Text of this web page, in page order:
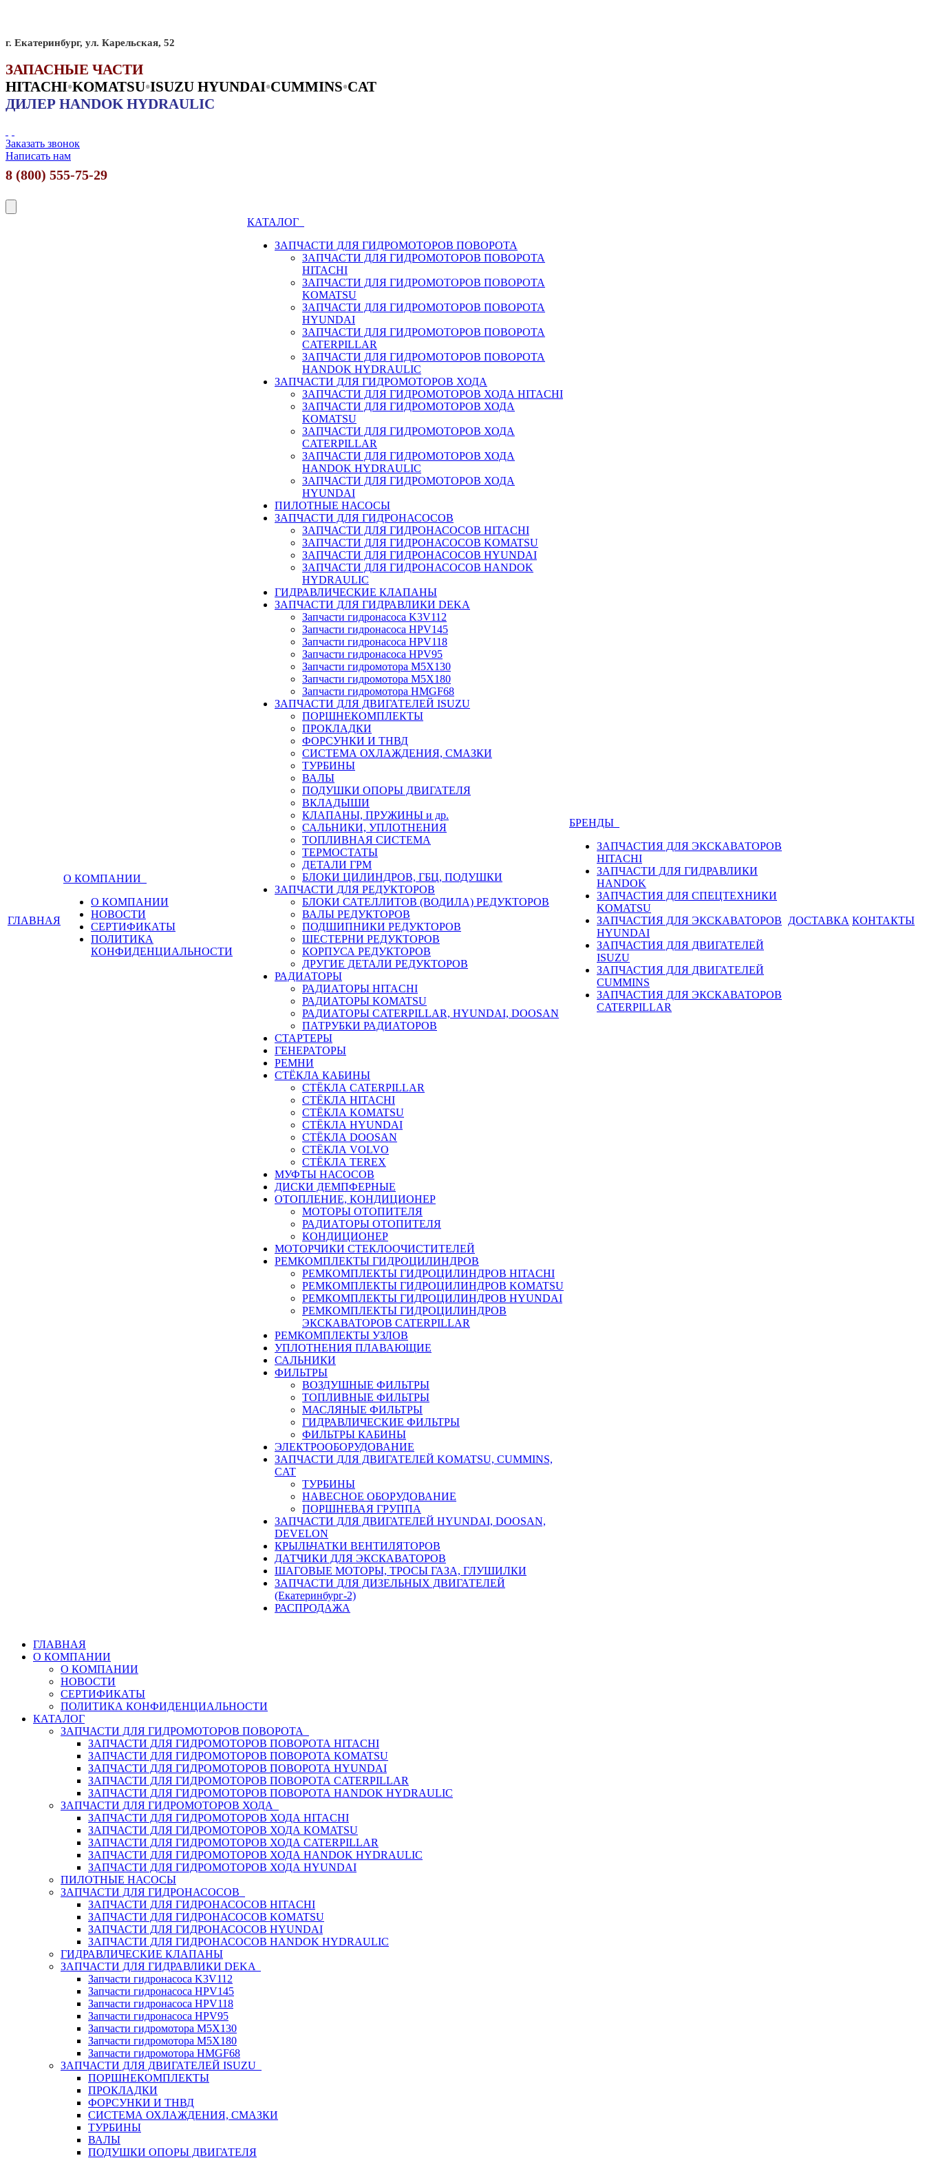
г. Екатеринбург, ул. Карельская, 52
ЗАПАСНЫЕ ЧАСТИ
HITACHI•KOMATSU•ISUZU HYUNDAI•CUMMINS•CAT
ДИЛЕР HANDOK HYDRAULIC
Заказать звонок
Написать нам
8 (800) 555-75-29
ГЛАВНАЯ
О КОМПАНИИ
О КОМПАНИИ
НОВОСТИ
СЕРТИФИКАТЫ
ПОЛИТИКА
КОНФИДЕНЦИАЛЬНОСТИ
КАТАЛОГ
ЗАПЧАСТИ ДЛЯ ГИДРОМОТОРОВ ПОВОРОТА
ЗАПЧАСТИ ДЛЯ ГИДРОМОТОРОВ ПОВОРОТА
HITACHI
ЗАПЧАСТИ ДЛЯ ГИДРОМОТОРОВ ПОВОРОТА
KOMATSU
ЗАПЧАСТИ ДЛЯ ГИДРОМОТОРОВ ПОВОРОТА
HYUNDAI
ЗАПЧАСТИ ДЛЯ ГИДРОМОТОРОВ ПОВОРОТА
CATERPILLAR
ЗАПЧАСТИ ДЛЯ ГИДРОМОТОРОВ ПОВОРОТА
HANDOK HYDRAULIC
ЗАПЧАСТИ ДЛЯ ГИДРОМОТОРОВ ХОДА
ЗАПЧАСТИ ДЛЯ ГИДРОМОТОРОВ ХОДА HITACHI
ЗАПЧАСТИ ДЛЯ ГИДРОМОТОРОВ ХОДА
KOMATSU
ЗАПЧАСТИ ДЛЯ ГИДРОМОТОРОВ ХОДА
CATERPILLAR
ЗАПЧАСТИ ДЛЯ ГИДРОМОТОРОВ ХОДА
HANDOK HYDRAULIC
ЗАПЧАСТИ ДЛЯ ГИДРОМОТОРОВ ХОДА
HYUNDAI
ПИЛОТНЫЕ НАСОСЫ
ЗАПЧАСТИ ДЛЯ ГИДРОНАСОСОВ
ЗАПЧАСТИ ДЛЯ ГИДРОНАСОСОВ HITACHI
ЗАПЧАСТИ ДЛЯ ГИДРОНАСОСОВ KOMATSU
ЗАПЧАСТИ ДЛЯ ГИДРОНАСОСОВ HYUNDAI
ЗАПЧАСТИ ДЛЯ ГИДРОНАСОСОВ HANDOK
HYDRAULIC
ГИДРАВЛИЧЕСКИЕ КЛАПАНЫ
ЗАПЧАСТИ ДЛЯ ГИДРАВЛИКИ DEKA
Запчасти гидронасоса K3V112
Запчасти гидронасоса HPV145
Запчасти гидронасоса HPV118
Запчасти гидронасоса HPV95
Запчасти гидромотора M5X130
Запчасти гидромотора M5X180
Запчасти гидромотора HMGF68
ЗАПЧАСТИ ДЛЯ ДВИГАТЕЛЕЙ ISUZU
ПОРШНЕКОМПЛЕКТЫ
ПРОКЛАДКИ
ФОРСУНКИ И ТНВД
СИСТЕМА ОХЛАЖДЕНИЯ, СМАЗКИ
ТУРБИНЫ
ВАЛЫ
ПОДУШКИ ОПОРЫ ДВИГАТЕЛЯ
ВКЛАДЫШИ
КЛАПАНЫ, ПРУЖИНЫ и др.
САЛЬНИКИ, УПЛОТНЕНИЯ
ТОПЛИВНАЯ СИСТЕМА
ТЕРМОСТАТЫ
ДЕТАЛИ ГРМ
БЛОКИ ЦИЛИНДРОВ, ГБЦ, ПОДУШКИ
ЗАПЧАСТИ ДЛЯ РЕДУКТОРОВ
БЛОКИ САТЕЛЛИТОВ (ВОДИЛА) РЕДУКТОРОВ
ВАЛЫ РЕДУКТОРОВ
ПОДШИПНИКИ РЕДУКТОРОВ
ШЕСТЕРНИ РЕДУКТОРОВ
КОРПУСА РЕДУКТОРОВ
ДРУГИЕ ДЕТАЛИ РЕДУКТОРОВ
РАДИАТОРЫ
РАДИАТОРЫ HITACHI
РАДИАТОРЫ KOMATSU
РАДИАТОРЫ CATERPILLAR, HYUNDAI, DOOSAN
ПАТРУБКИ РАДИАТОРОВ
СТАРТЕРЫ
ГЕНЕРАТОРЫ
РЕМНИ
СТЁКЛА КАБИНЫ
СТЁКЛА CATERPILLAR
СТЁКЛА HITACHI
СТЁКЛА KOMATSU
СТЁКЛА HYUNDAI
СТЁКЛА DOOSAN
СТЁКЛА VOLVO
СТЁКЛА TEREX
МУФТЫ НАСОСОВ
ДИСКИ ДЕМПФЕРНЫЕ
ОТОПЛЕНИЕ, КОНДИЦИОНЕР
МОТОРЫ ОТОПИТЕЛЯ
РАДИАТОРЫ ОТОПИТЕЛЯ
КОНДИЦИОНЕР
МОТОРЧИКИ СТЕКЛООЧИСТИТЕЛЕЙ
РЕМКОМПЛЕКТЫ ГИДРОЦИЛИНДРОВ
РЕМКОМПЛЕКТЫ ГИДРОЦИЛИНДРОВ HITACHI
РЕМКОМПЛЕКТЫ ГИДРОЦИЛИНДРОВ KOMATSU
РЕМКОМПЛЕКТЫ ГИДРОЦИЛИНДРОВ HYUNDAI
РЕМКОМПЛЕКТЫ ГИДРОЦИЛИНДРОВ
ЭКСКАВАТОРОВ CATERPILLAR
РЕМКОМПЛЕКТЫ УЗЛОВ
УПЛОТНЕНИЯ ПЛАВАЮЩИЕ
САЛЬНИКИ
ФИЛЬТРЫ
ВОЗДУШНЫЕ ФИЛЬТРЫ
ТОПЛИВНЫЕ ФИЛЬТРЫ
МАСЛЯНЫЕ ФИЛЬТРЫ
ГИДРАВЛИЧЕСКИЕ ФИЛЬТРЫ
ФИЛЬТРЫ КАБИНЫ
ЭЛЕКТРООБОРУДОВАНИЕ
ЗАПЧАСТИ ДЛЯ ДВИГАТЕЛЕЙ KOMATSU, CUMMINS,
CAT
ТУРБИНЫ
НАВЕСНОЕ ОБОРУДОВАНИЕ
ПОРШНЕВАЯ ГРУППА
ЗАПЧАСТИ ДЛЯ ДВИГАТЕЛЕЙ HYUNDAI, DOOSAN,
DEVELON
КРЫЛЬЧАТКИ ВЕНТИЛЯТОРОВ
ДАТЧИКИ ДЛЯ ЭКСКАВАТОРОВ
ШАГОВЫЕ МОТОРЫ, ТРОСЫ ГАЗА, ГЛУШИЛКИ
ЗАПЧАСТИ ДЛЯ ДИЗЕЛЬНЫХ ДВИГАТЕЛЕЙ
(Екатеринбург-2)
РАСПРОДАЖА
БРЕНДЫ
ЗАПЧАСТИЯ ДЛЯ ЭКСКАВАТОРОВ
HITACHI
ЗАПЧАСТИ ДЛЯ ГИДРАВЛИКИ
HANDOK
ЗАПЧАСТИЯ ДЛЯ СПЕЦТЕХНИКИ
KOMATSU
ЗАПЧАСТИЯ ДЛЯ ЭКСКАВАТОРОВ
HYUNDAI
ЗАПЧАСТИЯ ДЛЯ ДВИГАТЕЛЕЙ
ISUZU
ЗАПЧАСТИЯ ДЛЯ ДВИГАТЕЛЕЙ
CUMMINS
ЗАПЧАСТИЯ ДЛЯ ЭКСКАВАТОРОВ
CATERPILLAR
ДОСТАВКА КОНТАКТЫ
ГЛАВНАЯ
О КОМПАНИИ
О КОМПАНИИ
НОВОСТИ
СЕРТИФИКАТЫ
ПОЛИТИКА КОНФИДЕНЦИАЛЬНОСТИ
КАТАЛОГ
ЗАПЧАСТИ ДЛЯ ГИДРОМОТОРОВ ПОВОРОТА
ЗАПЧАСТИ ДЛЯ ГИДРОМОТОРОВ ПОВОРОТА HITACHI
ЗАПЧАСТИ ДЛЯ ГИДРОМОТОРОВ ПОВОРОТА KOMATSU
ЗАПЧАСТИ ДЛЯ ГИДРОМОТОРОВ ПОВОРОТА HYUNDAI
ЗАПЧАСТИ ДЛЯ ГИДРОМОТОРОВ ПОВОРОТА CATERPILLAR
ЗАПЧАСТИ ДЛЯ ГИДРОМОТОРОВ ПОВОРОТА HANDOK HYDRAULIC
ЗАПЧАСТИ ДЛЯ ГИДРОМОТОРОВ ХОДА
ЗАПЧАСТИ ДЛЯ ГИДРОМОТОРОВ ХОДА HITACHI
ЗАПЧАСТИ ДЛЯ ГИДРОМОТОРОВ ХОДА KOMATSU
ЗАПЧАСТИ ДЛЯ ГИДРОМОТОРОВ ХОДА CATERPILLAR
ЗАПЧАСТИ ДЛЯ ГИДРОМОТОРОВ ХОДА HANDOK HYDRAULIC
ЗАПЧАСТИ ДЛЯ ГИДРОМОТОРОВ ХОДА HYUNDAI
ПИЛОТНЫЕ НАСОСЫ
ЗАПЧАСТИ ДЛЯ ГИДРОНАСОСОВ
ЗАПЧАСТИ ДЛЯ ГИДРОНАСОСОВ HITACHI
ЗАПЧАСТИ ДЛЯ ГИДРОНАСОСОВ KOMATSU
ЗАПЧАСТИ ДЛЯ ГИДРОНАСОСОВ HYUNDAI
ЗАПЧАСТИ ДЛЯ ГИДРОНАСОСОВ HANDOK HYDRAULIC
ГИДРАВЛИЧЕСКИЕ КЛАПАНЫ
ЗАПЧАСТИ ДЛЯ ГИДРАВЛИКИ DEKA
Запчасти гидронасоса K3V112
Запчасти гидронасоса HPV145
Запчасти гидронасоса HPV118
Запчасти гидронасоса HPV95
Запчасти гидромотора M5X130
Запчасти гидромотора M5X180
Запчасти гидромотора HMGF68
ЗАПЧАСТИ ДЛЯ ДВИГАТЕЛЕЙ ISUZU
ПОРШНЕКОМПЛЕКТЫ
ПРОКЛАДКИ
ФОРСУНКИ И ТНВД
СИСТЕМА ОХЛАЖДЕНИЯ, СМАЗКИ
ТУРБИНЫ
ВАЛЫ
ПОДУШКИ ОПОРЫ ДВИГАТЕЛЯ